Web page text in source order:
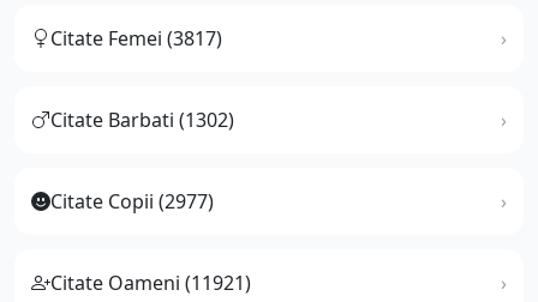
Citate Femei (3817)
Citate Barbati (1302)
Citate Copii (2977)
Citate Oameni (11921)